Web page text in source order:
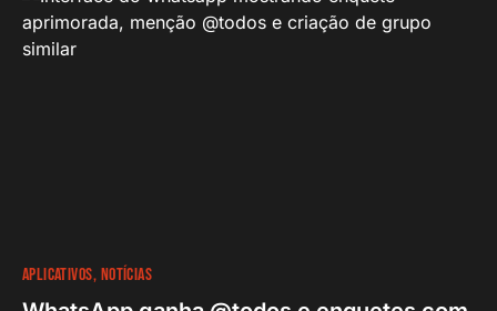
APLICATIVOS NOTÍCIAS